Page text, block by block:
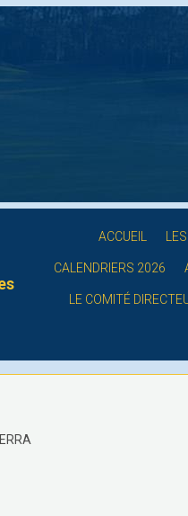
ACCUEIL
CALENDRIERS 2026
LE COMITÉ